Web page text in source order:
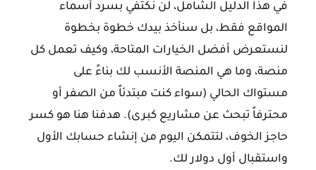
في هذا الدليل الشامل، لن نكتفي بسرد أسماء
المواقع فقط، بل سنأخذ بيدك خطوة بخطوة
لنستعرض أفضل الخيارات المتاحة، وكيف تعمل كل
منصة، وما هي المنصة الأنسب لك بناءً على
مستواك الحالي (سواء كنت مبتدئاً من الصفر أو
محترفاً تبحث عن مشاريع كبرى). هدفنا هنا هو كسر
حاجز الخوف، لتتمكن اليوم من إنشاء حسابك الأول
واستقبال أول دولار لك.